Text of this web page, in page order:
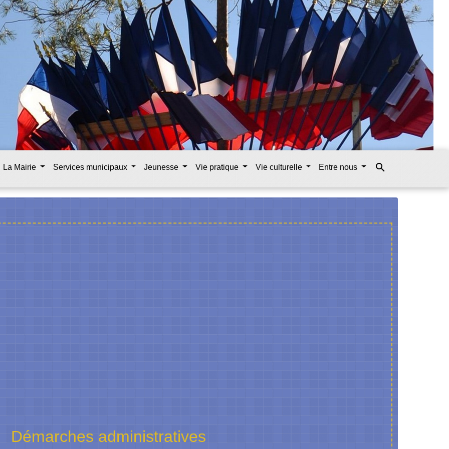
La Mairie Services municipaux Jeunesse Vie pratique Vie culturelle Entre nous search
Démarches administratives